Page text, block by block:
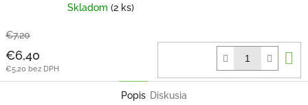
Skladom (2 ks)
€7,20
€6,40
€5,20 bez DPH
Popis Diskusia